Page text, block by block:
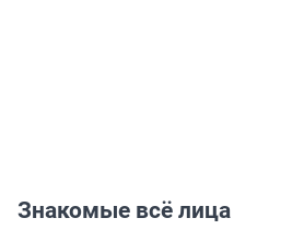
Знакомые всё лица